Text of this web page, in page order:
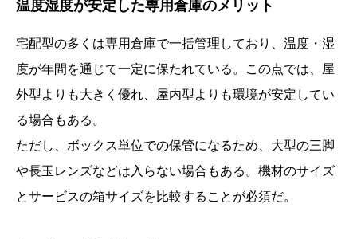
温度湿度が安定した専用倉庫のメリット
宅配型の多くは専用倉庫で一括管理しており、温度・湿
度が年間を通じて一定に保たれている。この点では、屋
外型よりも大きく優れ、屋内型よりも環境が安定してい
る場合もある。
ただし、ボックス単位での保管になるため、大型の三脚
や長玉レンズなどは入らない場合もある。機材のサイズ
とサービスの箱サイズを比較することが必須だ。